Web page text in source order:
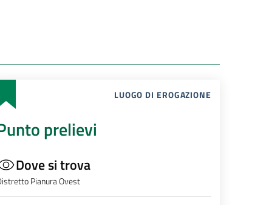
LUOGO DI EROGAZIONE
prelievi
Dove si trova
Pianura Ovest